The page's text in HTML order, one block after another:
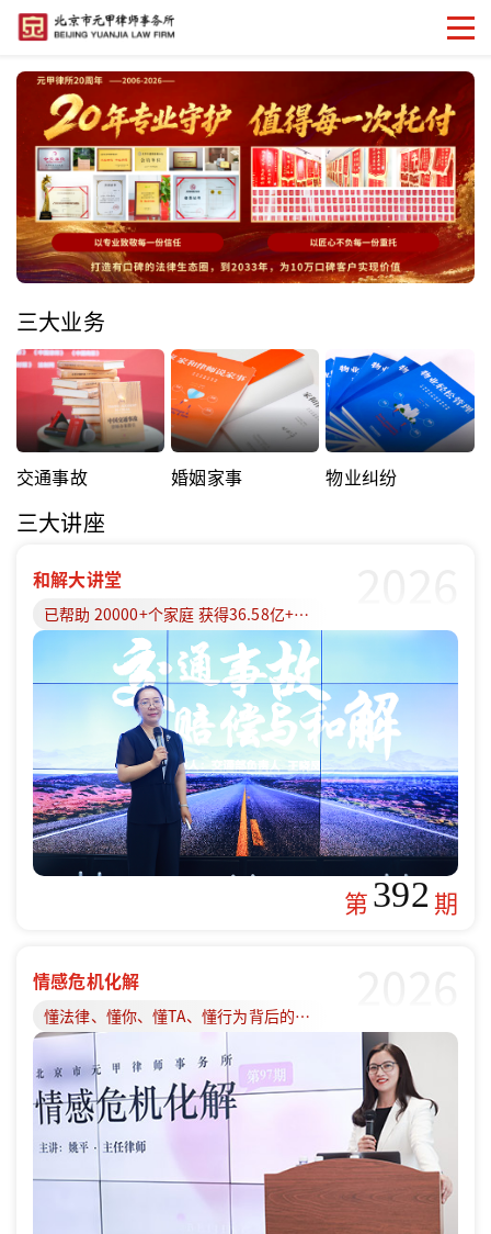
三大业务
交通事故 婚姻家事 物业纠纷
三大讲座
和解大讲堂
已帮助 20000+个家庭 获得36.58亿+赔偿款
第392期
情感危机化解
懂法律、懂你、懂TA、懂行为背后的原因